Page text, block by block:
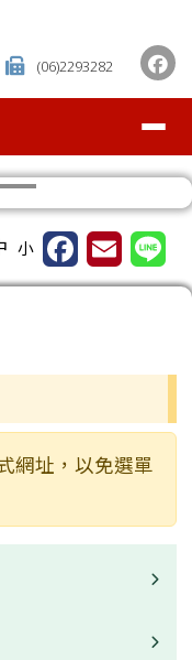
(06)2293282
小
網址，以免選單